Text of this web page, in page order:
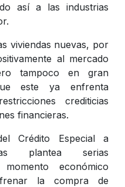
así a las industrias
viviendas nuevas, por
al mercado
tampoco en gran
este ya enfrenta
crediticias
financieras.
Crédito Especial a
plantea serias
económico
la compra de